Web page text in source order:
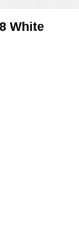
White